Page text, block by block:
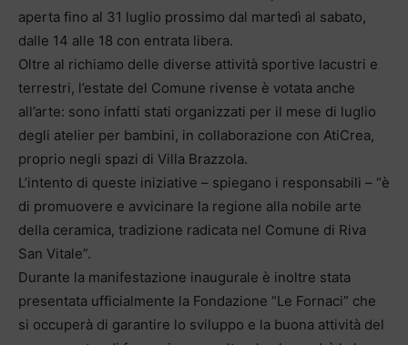
aperta fino al 31 luglio prossimo dal martedì al sabato,
dalle 14 alle 18 con entrata libera.
Oltre al richiamo delle diverse attività sportive lacustri e
terrestri, l’estate del Comune rivense è votata anche
all’arte: sono infatti stati organizzati per il mese di luglio
degli atelier per bambini, in collaborazione con AtiCrea,
proprio negli spazi di Villa Brazzola.
L’intento di queste iniziative – spiegano i responsabili – “è
di promuovere e avvicinare la regione alla nobile arte
della ceramica, tradizione radicata nel Comune di Riva
San Vitale”.
Durante la manifestazione inaugurale è inoltre stata
presentata ufficialmente la Fondazione “Le Fornaci” che
si occuperà di garantire lo sviluppo e la buona attività del